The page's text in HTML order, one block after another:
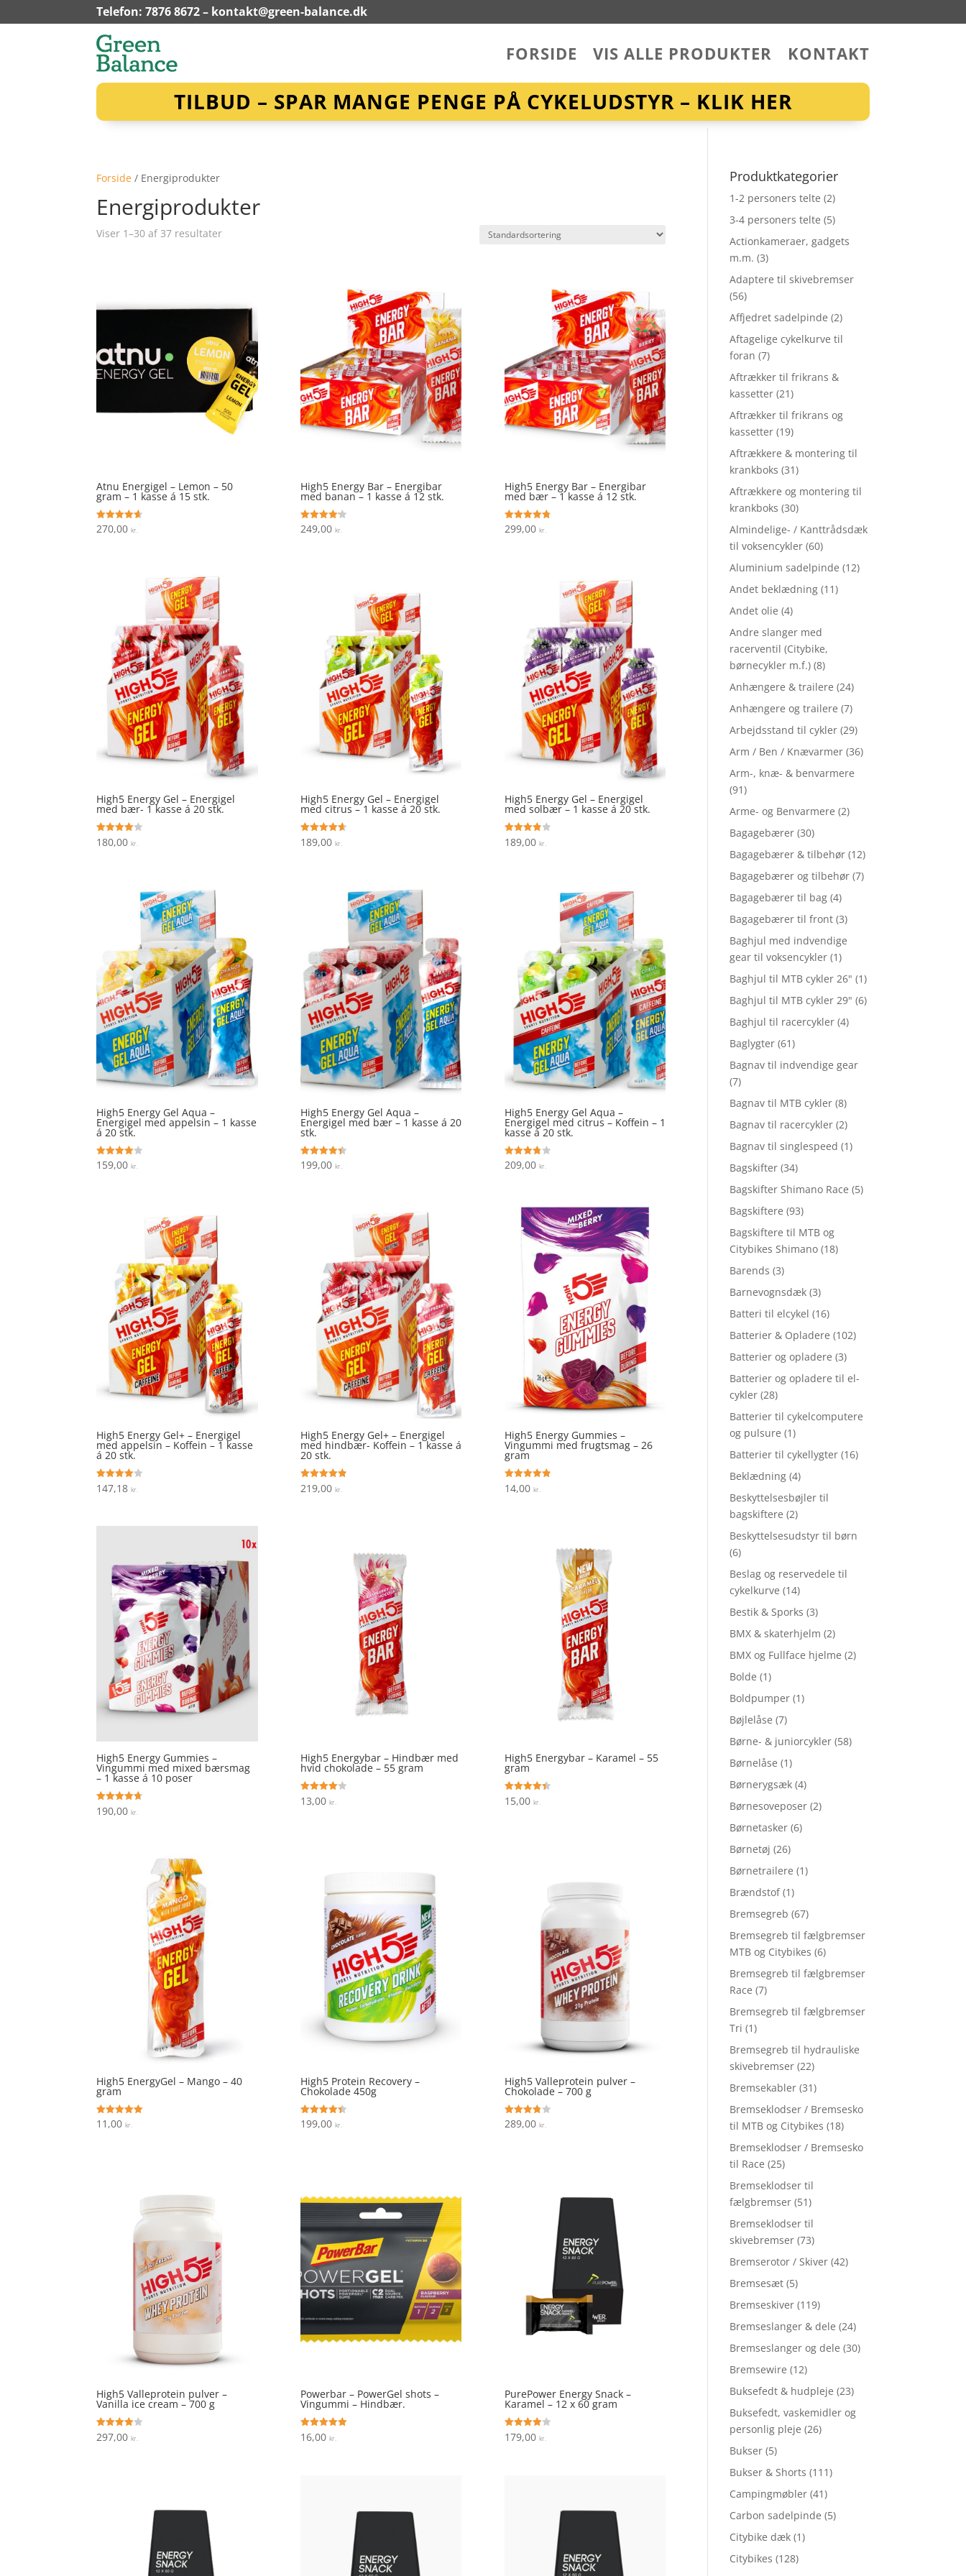
Telefon: 7876 8672 – kontakt@green-balance.dk
FORSIDE VIS ALLE PRODUKTER KONTAKT
TILBUD – SPAR MANGE PENGE PÅ CYKELUDSTYR – KLIK HER
Forside / Energiprodukter
Energiprodukter
Viser 1–30 af 37 resultater
Atnu Energigel – Lemon – 50
gram – 1 kasse á 15 stk.
Vurderet
4.6
270,00kr.
High5 Energy Bar – Energibar
med banan – 1 kasse á 12 stk.
Vurderet
4.2
249,00 kr.
High5 Energy Bar – Energibar
med bær – 1 kasse á 12 stk.
Vurderet
4.8
299,00 kr.
High5 Energy Gel – Energigel
med bær- 1 kasse á 20 stk.
Vurderet
4
180,00kr.
High5 Energy Gel – Energigel
med citrus – 1 kasse á 20 stk.
Vurderet
4.6
189,00 kr.
High5 Energy Gel – Energigel
med solbær – 1 kasse á 20 stk.
Vurderet
3.9
189,00 kr.
High5 Energy Gel Aqua –
Energigel med appelsin – 1 kasse
á 20 stk.
Vurderet
4
159,00kr.
High5 Energy Gel Aqua –
Energigel med bær – 1 kasse á 20
stk.
Vurderet
4.4
199,00 kr.
High5 Energy Gel Aqua –
Energigel med citrus – Koffein – 1
kasse á 20 stk.
Vurderet
3.8
209,00 kr.
High5 Energy Gel+ – Energigel
med appelsin – Koffein – 1 kasse
á 20 stk.
Vurderet
3.9
147,18kr.
High5 Energy Gel+ – Energigel
med hindbær- Koffein – 1 kasse á
20 stk.
Vurderet
4.9
219,00 kr.
High5 Energy Gummies –
Vingummi med frugtsmag – 26
gram
Vurderet
4.9
14,00 kr.
High5 Energy Gummies –
Vingummi med mixed bærsmag
– 1 kasse á 10 poser
Vurderet
4.7
190,00kr.
High5 Energybar – Hindbær med
hvid chokolade – 55 gram
Vurderet
4
13,00 kr.
High5 Energybar – Karamel – 55
gram
Vurderet
4.4
15,00 kr.
High5 EnergyGel – Mango – 40
gram
Vurderet
5
11,00kr.
High5 Protein Recovery –
Chokolade 450g
Vurderet
4.4
199,00 kr.
High5 Valleprotein pulver –
Chokolade – 700 g
Vurderet
3.8
289,00 kr.
High5 Valleprotein pulver –
Vanilla ice cream – 700 g
Vurderet
3.9
297,00kr.
Powerbar – PowerGel shots –
Vingummi – Hindbær.
Vurderet
5
16,00 kr.
PurePower Energy Snack –
Karamel – 12 x 60 gram
Vurderet
4
179,00 kr.
Produktkategorier
1-2 personers telte (2)
3-4 personers telte (5)
Actionkameraer, gadgets
m.m. (3)
Adaptere til skivebremser
(56)
Affjedret sadelpinde (2)
Aftagelige cykelkurve til
foran (7)
Aftrækker til frikrans &
kassetter (21)
Aftrækker til frikrans og
kassetter (19)
Aftrækkere & montering til
krankboks (31)
Aftrækkere og montering til
krankboks (30)
Almindelige- / Kanttrådsdæk
til voksencykler (60)
Aluminium sadelpinde (12)
Andet beklædning (11)
Andet olie (4)
Andre slanger med
racerventil (Citybike,
børnecykler m.f.) (8)
Anhængere & trailere (24)
Anhængere og trailere (7)
Arbejdsstand til cykler (29)
Arm / Ben / Knævarmer (36)
Arm-, knæ- & benvarmere
(91)
Arme- og Benvarmere (2)
Bagagebærer (30)
Bagagebærer & tilbehør (12)
Bagagebærer og tilbehør (7)
Bagagebærer til bag (4)
Bagagebærer til front (3)
Baghjul med indvendige
gear til voksencykler (1)
Baghjul til MTB cykler 26" (1)
Baghjul til MTB cykler 29" (6)
Baghjul til racercykler (4)
Baglygter (61)
Bagnav til indvendige gear
(7)
Bagnav til MTB cykler (8)
Bagnav til racercykler (2)
Bagnav til singlespeed (1)
Bagskifter (34)
Bagskifter Shimano Race (5)
Bagskiftere (93)
Bagskiftere til MTB og
Citybikes Shimano (18)
Barends (3)
Barnevognsdæk (3)
Batteri til elcykel (16)
Batterier & Opladere (102)
Batterier og opladere (3)
Batterier og opladere til el-
cykler (28)
Batterier til cykelcomputere
og pulsure (1)
Batterier til cykellygter (16)
Beklædning (4)
Beskyttelsesbøjler til
bagskiftere (2)
Beskyttelsesudstyr til børn
(6)
Beslag og reservedele til
cykelkurve (14)
Bestik & Sporks (3)
BMX & skaterhjelm (2)
BMX og Fullface hjelme (2)
Bolde (1)
Boldpumper (1)
Bøjlelåse (7)
Børne- & juniorcykler (58)
Børnelåse (1)
Børnerygsæk (4)
Børnesoveposer (2)
Børnetasker (6)
Børnetøj (26)
Børnetrailere (1)
Brændstof (1)
Bremsegreb (67)
Bremsegreb til fælgbremser
MTB og Citybikes (6)
Bremsegreb til fælgbremser
Race (7)
Bremsegreb til fælgbremser
Tri (1)
Bremsegreb til hydrauliske
skivebremser (22)
Bremsekabler (31)
Bremseklodser / Bremsesko
til MTB og Citybikes (18)
Bremseklodser / Bremsesko
til Race (25)
Bremseklodser til
fælgbremser (51)
Bremseklodser til
skivebremser (73)
Bremserotor / Skiver (42)
Bremsesæt (5)
Bremseskiver (119)
Bremseslanger & dele (24)
Bremseslanger og dele (30)
Bremsewire (12)
Buksefedt & hudpleje (23)
Buksefedt, vaskemidler og
personlig pleje (26)
Bukser (5)
Bukser & Shorts (111)
Campingmøbler (41)
Carbon sadelpinde (5)
Citybike dæk (1)
Citybikes (128)